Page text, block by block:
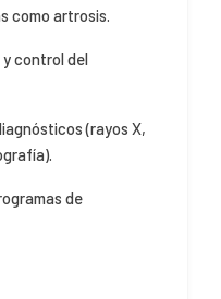
como artrosis.
control del
(rayos X,
de